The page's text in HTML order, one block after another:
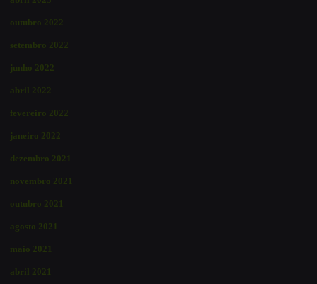
outubro 2022
setembro 2022
junho 2022
abril 2022
fevereiro 2022
janeiro 2022
dezembro 2021
novembro 2021
outubro 2021
agosto 2021
maio 2021
abril 2021